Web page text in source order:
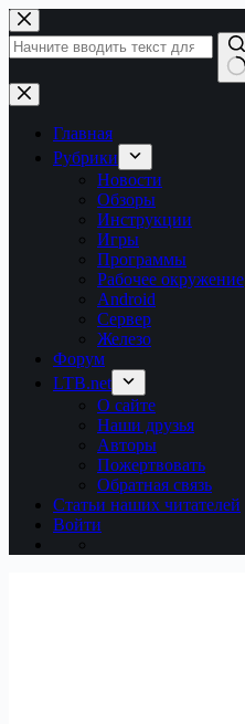
Перейти
к
сути
Ничего
не
найденоГлавная
Рубрики
Новости
Обзоры
Инструкции
Игры
Программы
Рабочее окружение
Android
Сервер
Железо
Форум
LTB.net
О сайте
Наши друзья
Авторы
Пожертвовать
Обратная связь
Статьи наших читателей
Войти